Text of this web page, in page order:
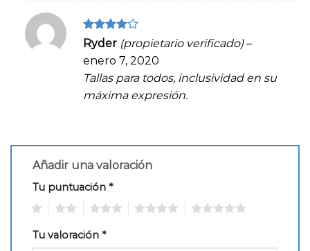
Valorado
en
5
Ryder (propietario verificado) –
enero 7, 2020
Tallas para todos, inclusividad en su
máxima expresión.
Añadir una valoración
Tu puntuación *
Tu valoración *